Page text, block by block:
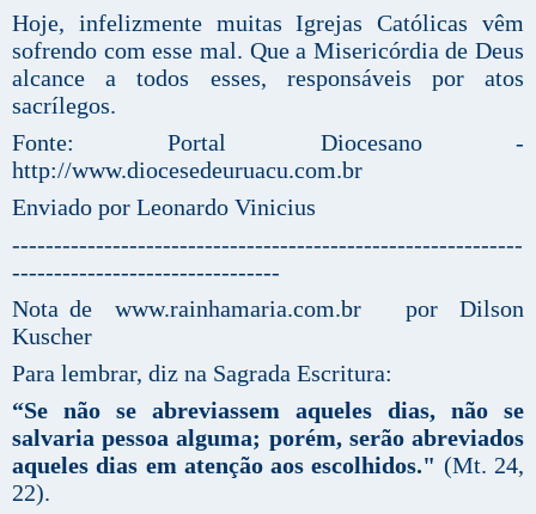
Hoje, infelizmente muitas Igrejas Católicas vêm
sofrendo com esse mal. Que a Misericórdia de Deus
alcance a todos esses, responsáveis por atos
sacrílegos.
Fonte: Portal Diocesano -
http://www.diocesedeuruacu.com.br
Enviado por Leonardo Vinicius
-------------------------------------------------------------
--------------------------------
Nota de www.rainhamaria.com.br por Dilson
Kuscher
Para lembrar, diz na Sagrada Escritura:
“Se não se abreviassem aqueles dias, não se
salvaria pessoa alguma; porém, serão abreviados
aqueles dias em atenção aos escolhidos." (Mt. 24,
22).